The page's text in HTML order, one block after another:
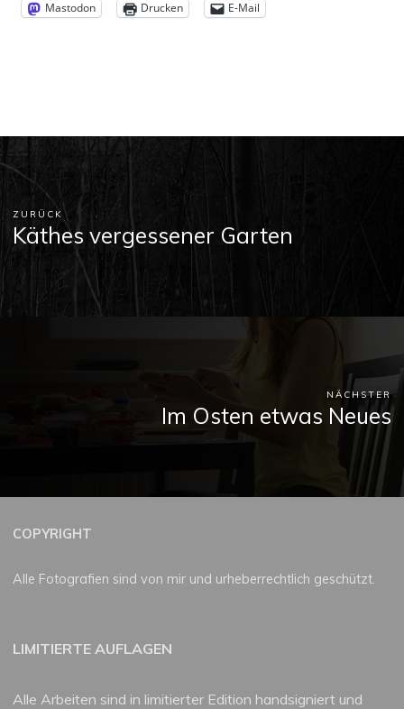
Mastodon Drucken E-Mail
ZURÜCK
Käthes vergessener Garten
NÄCHSTER
Im Osten etwas Neues
COPYRIGHT
Alle Fotografien sind von mir und urheberrechtlich geschützt.
LIMITIERTE AUFLAGEN
Alle Arbeiten sind in limitierter Edition handsigniert und